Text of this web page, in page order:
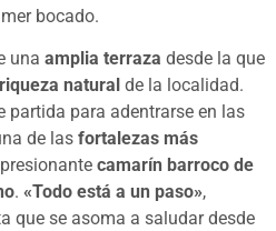
bocado.
una amplia terraza desde la que
natural de la localidad.
partida para adentrarse en las
de las fortalezas más
camarín barroco de
. «Todo está a un paso»,
que se asoma a saludar desde